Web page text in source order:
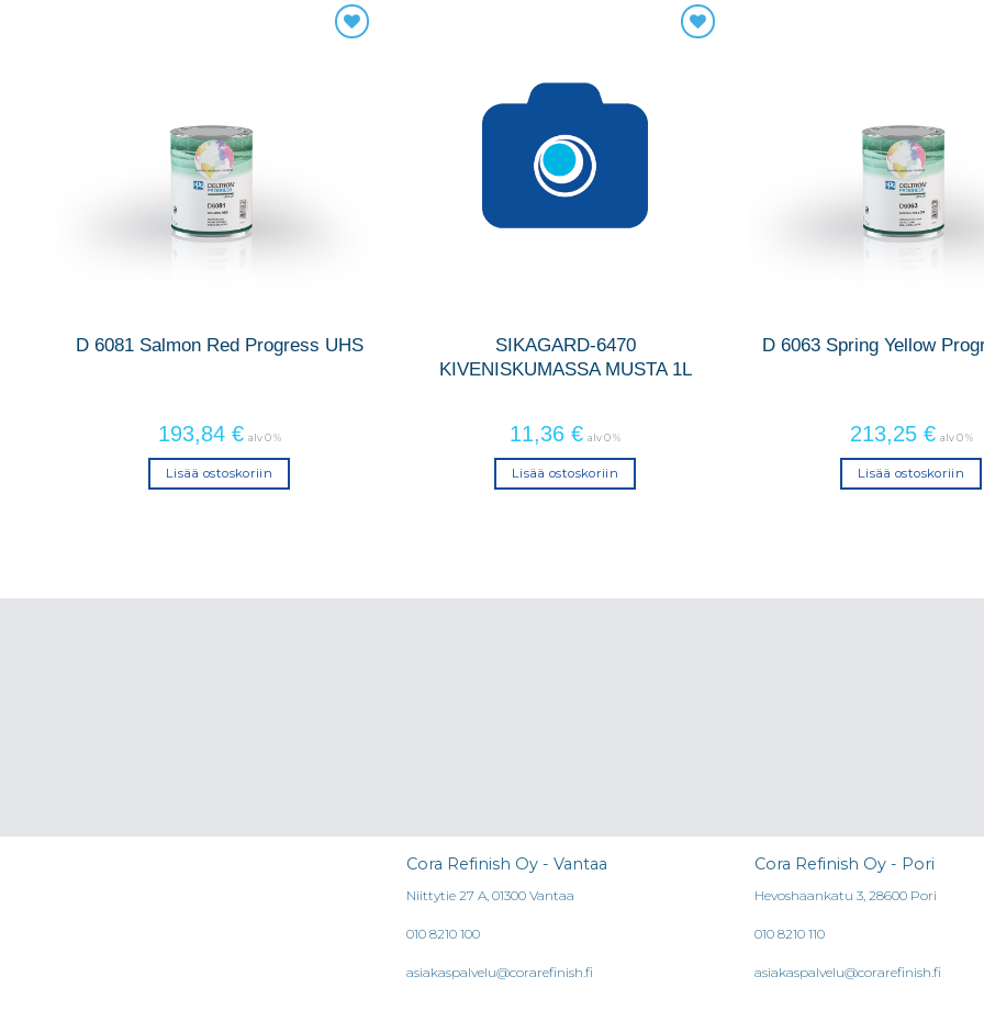
D 6081 Salmon Red Progress UHS
193,84 € alv 0 %
Lisää ostoskoriin
SIKAGARD-6470
KIVENISKUMASSA MUSTA 1L
11,36 € alv 0 %
Lisää ostoskoriin
D 6063 Spring Yellow
213,25 € alv 0 %
Lisää ostoskoriin
Cora Refinish Oy - Vantaa
Niittytie 27 A, 01300 Vantaa
010 8210 100
asiakaspalvelu@corarefinish.fi
Cora Refinish Oy - Pori
Hevoshaankatu 3, 28600 Pori
010 8210 110
asiakaspalvelu@corarefinish.fi